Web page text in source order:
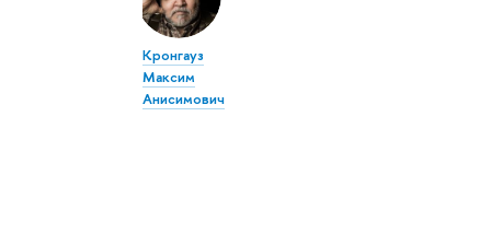
Кронгауз
Максим
Анисимович